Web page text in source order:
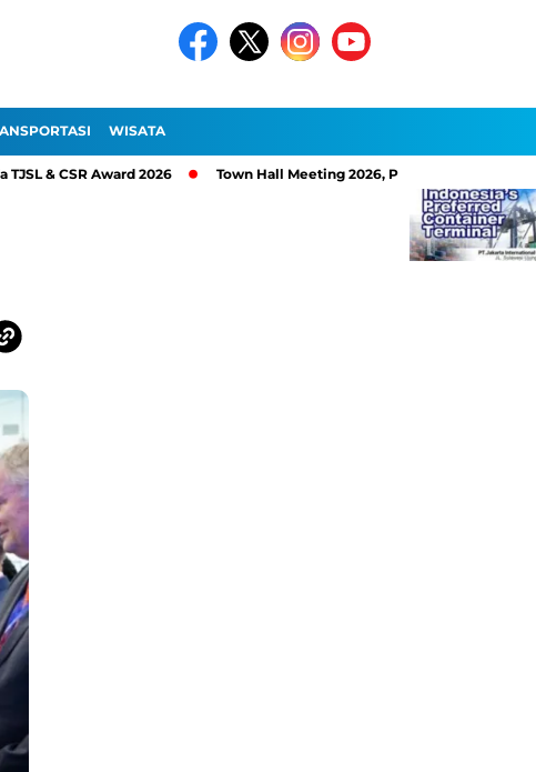
WISATA
Award 2026 Town Hall Meeting 2026, PT Pelindo Sinergi